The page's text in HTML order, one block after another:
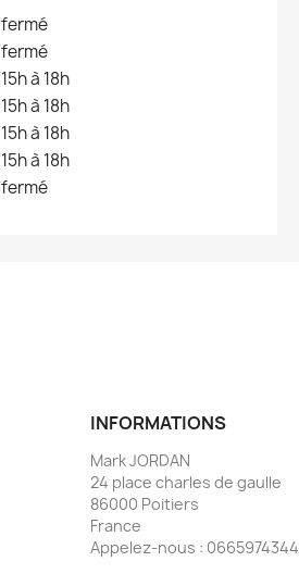
fermé
fermé
15h à 18h
15h à 18h
15h à 18h
15h à 18h
fermé
INFORMATIONS
Mark JORDAN
24 place charles de gaulle
86000 Poitiers
France
Appelez-nous : 0665974344